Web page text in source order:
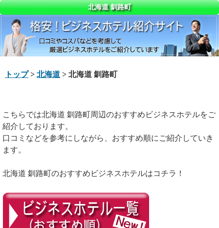
北海道 釧路町
トップ> 北海道 > 北海道 釧路町
こちらでは北海道 釧路町周辺のおすすめビジネスホテルをご
紹介しております。
口コミなどを参考にしながら、おすすめ順にご紹介していき
ます。
北海道 釧路町のおすすめビジネスホテルはコチラ！